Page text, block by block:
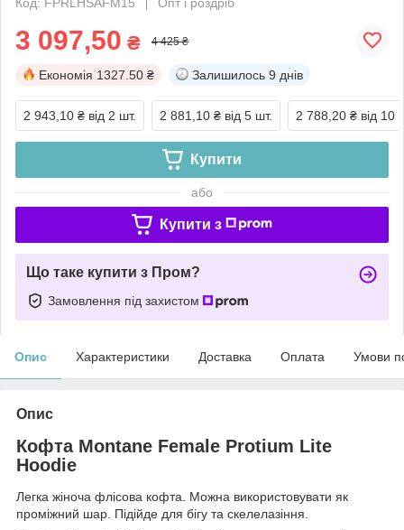
3 097,50 ₴ 4 425 ₴
Економія 1327.50 ₴ Залишилось 9 днів
2 943,10 ₴ від 2 шт. 2 881,10 ₴ від 5 шт. 2 788,20 ₴ від 10
Купити
або
Купити з
Що таке купити з Пром?
Замовлення під захистом
Опис Характеристики Доставка Оплата Умови
Опис
Кофта Montane Female Protium Lite
Hoodie
Легка жіноча флісова кофта. Можна використовувати як
проміжний шар. Підійде для бігу та скелелазіння.